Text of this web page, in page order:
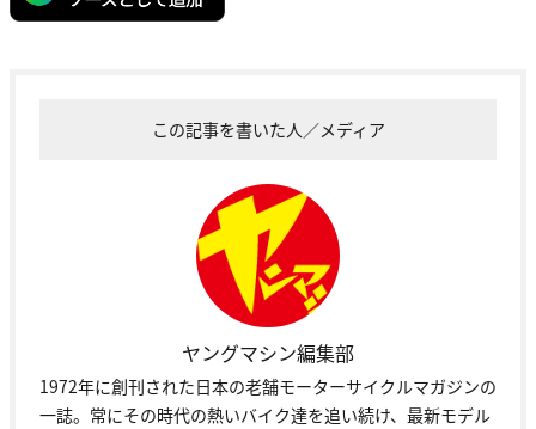
この記事を書いた人／メディア
ヤングマシン編集部
1972年に創刊された日本の老舗モーターサイクルマガジンの
一誌。常にその時代の熱いバイク達を追い続け、最新モデル